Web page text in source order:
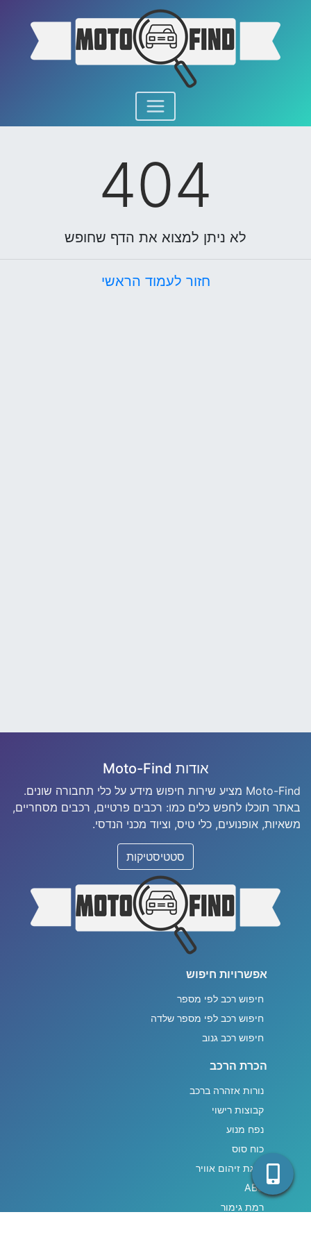
404
לא ניתן למצוא את הדף שחופש
חזור לעמוד הראשי
אודות Moto-Find
Moto-Find מציע שירות חיפוש מידע על כלי תחבורה שונים.
באתר תוכלו לחפש כלים כמו: רכבים פרטיים, רכבים מסחריים,
משאיות, אופנועים, כלי טיס, וציוד מכני הנדסי.
סטטיסטיקות
אפשרויות חיפוש
חיפוש רכב לפי מספר
חיפוש רכב לפי מספר שלדה
חיפוש רכב גנוב
הכרת הרכב
נורות אזהרה ברכב
קבוצות רישוי
נפח מנוע
כוח סוס
דרגת זיהום אוויר
ABS
רמת גימור